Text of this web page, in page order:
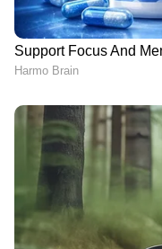
ക്രിമിനലുകളെ
കൊണ്ടുവന്ന
തള്ളുന്നത് തടയാൻ
കന്യാകുമാരി
സംസ്ഥാന
നിരീക്ഷണം
പറഞ്ഞു.
നിരീക്ഷിക്കാൻ